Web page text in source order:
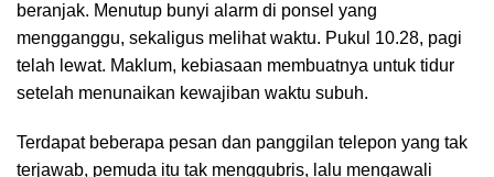
beranjak. Menutup bunyi alarm di ponsel yang
mengganggu, sekaligus melihat waktu. Pukul 10.28, pagi
telah lewat. Maklum, kebiasaan membuatnya untuk tidur
setelah menunaikan kewajiban waktu subuh.
Terdapat beberapa pesan dan panggilan telepon yang tak
terjawab, pemuda itu tak menggubris, lalu mengawali